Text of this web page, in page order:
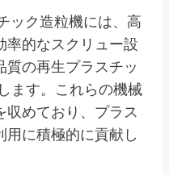
ック造粒機には、高
率的なスクリュー設
の再生プラスチッ
ます。これらの機械
収めており、プラス
に積極的に貢献し